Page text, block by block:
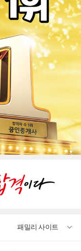
패밀리 사이트